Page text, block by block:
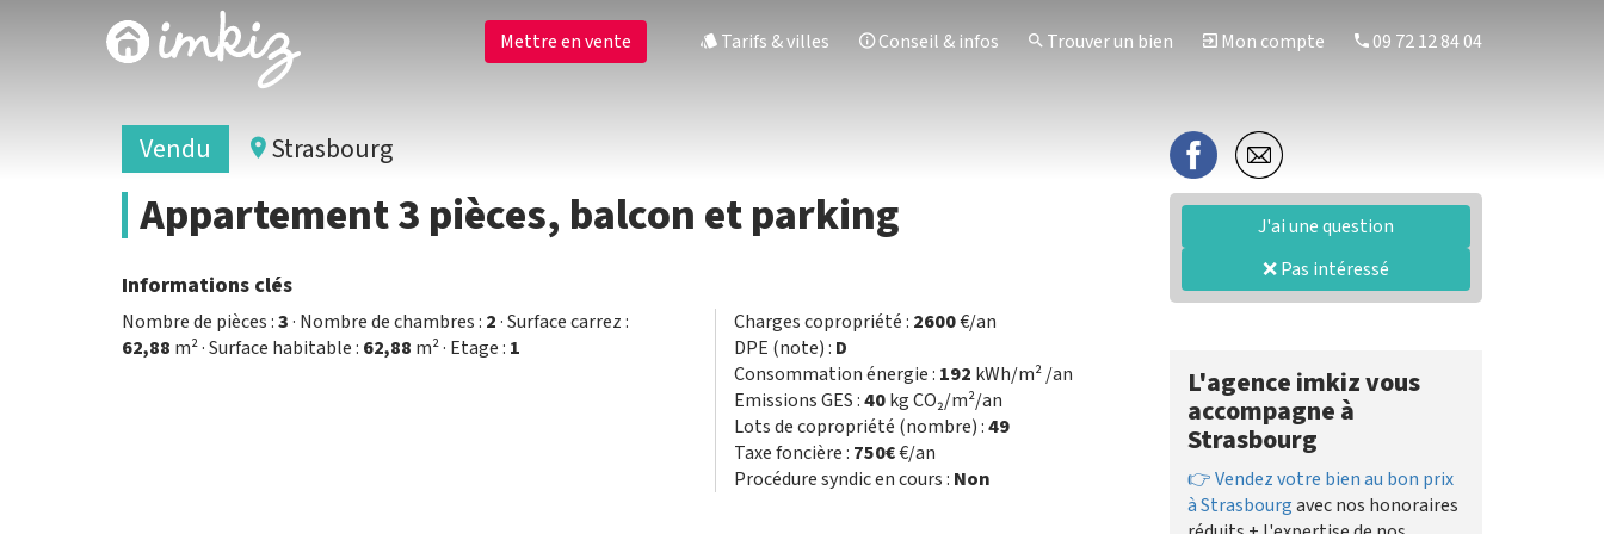
Mettre en vente Tarifs & villes Conseil & infos Trouver un bien Mon compte 09 72 12 84 04
Vendu Strasbourg
Appartement 3 pièces, balcon et parking
Informations clés
Nombre de pièces :3· Nombre de chambres : 2· Surface carrez :
62,88 m² · Surface habitable : 62,88 m² · Etage : 1
Charges copropriété : 2600€/an
DPE (note) : D
Consommation énergie : 192 kWh/m² /an
Emissions GES :40kg CO₂/m²/an
Lots de copropriété (nombre) :49
Taxe foncière : 750€€/an
Procédure syndic en cours : Non
J'ai une question
❌ Pas intéressé
L'agence imkiz vous
accompagne à
Strasbourg
👉 Vendez votre bien au bon prix
à Strasbourgavec nos honoraires